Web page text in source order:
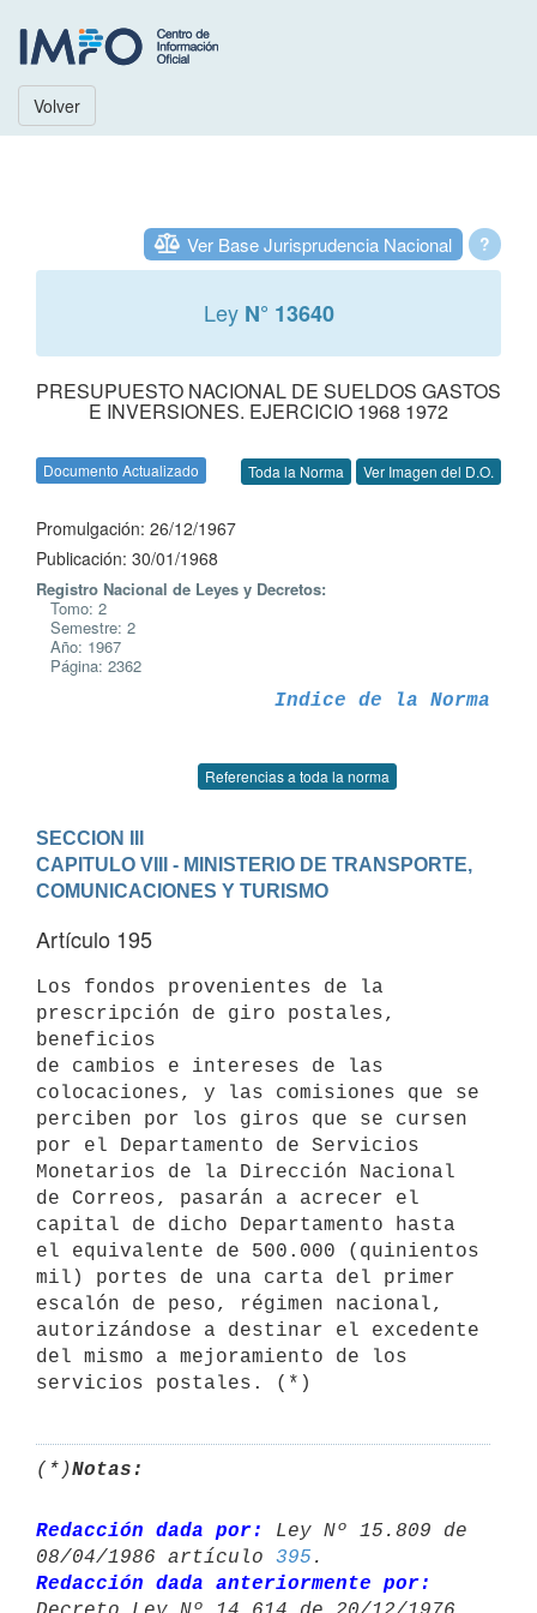
Volver
?
Ver Base Jurisprudencia Nacional
Ley N° 13640
PRESUPUESTO NACIONAL DE SUELDOS GASTOS
E INVERSIONES. EJERCICIO 1968 1972
Documento Actualizado Toda la Norma Ver Imagen del D.O.
Promulgación: 26/12/1967
Publicación: 30/01/1968
Registro Nacional de Leyes y Decretos:
Tomo: 2
Semestre: 2
Año: 1967
Página: 2362
Indice de la Norma
Referencias a toda la norma
SECCION III
CAPITULO VIII - MINISTERIO DE TRANSPORTE,
COMUNICACIONES Y TURISMO
Artículo 195
Los fondos provenientes de la
prescripción de giro postales,
beneficios
de cambios e intereses de las
colocaciones, y las comisiones que se
perciben por los giros que se cursen
por el Departamento de Servicios
Monetarios de la Dirección Nacional
de Correos, pasarán a acrecer el
capital de dicho Departamento hasta
el equivalente de 500.000 (quinientos
mil) portes de una carta del primer
escalón de peso, régimen nacional,
autorizándose a destinar el excedente
del mismo a mejoramiento de los
(*)Notas:
Redacción dada por:
Ley Nº 15.809 de
08/04/1986 artículo 395
Redacción dada anteriormente por: